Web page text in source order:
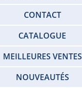
CONTACT
CATALOGUE
MEILLEURES VENTES
NOUVEAUTÉS